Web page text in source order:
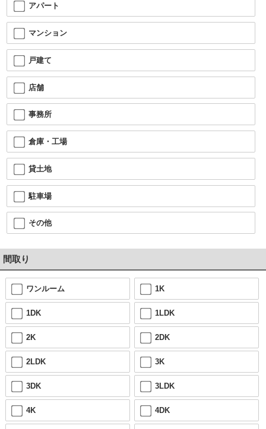
アパート
マンション
戸建て
店舗
事務所
倉庫・工場
貸土地
駐車場
その他
間取り
ワンルーム 1K
1DK 1LDK
2K 2DK
2LDK 3K
3DK 3LDK
4K 4DK